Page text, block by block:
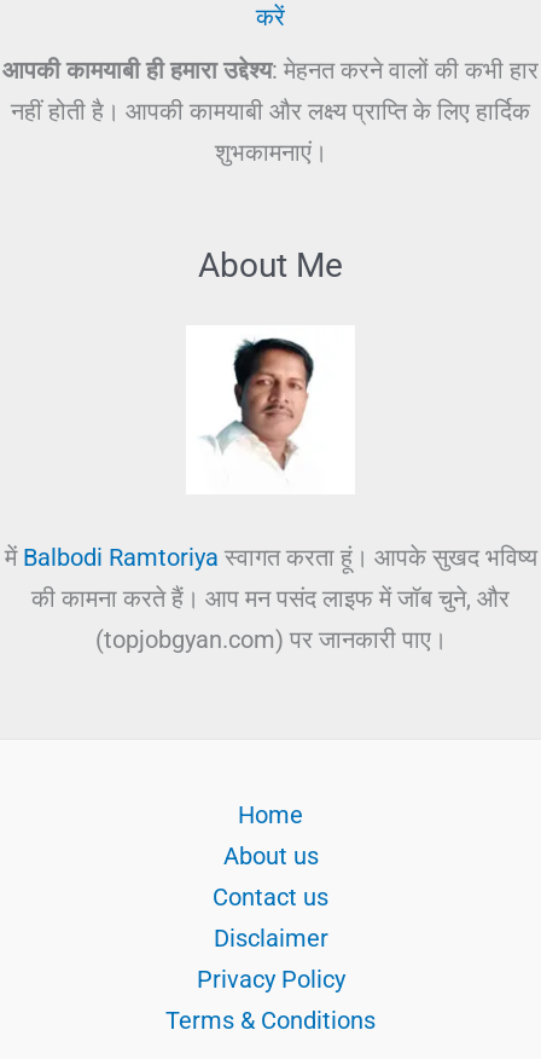
करें
आपकी कामयाबी ही हमारा उद्देश्य: मेहनत करने वालों की कभी हार
नहीं होती है। आपकी कामयाबी और लक्ष्य प्राप्ति के लिए हार्दिक
शुभकामनाएं।
About Me
में Balbodi Ramtoriya स्वागत करता हूं। आपके सुखद भविष्य
की कामना करते हैं। आप मन पसंद लाइफ में जॉब चुने, और
(topjobgyan.com) पर जानकारी पाए।
Home
About us
Contact us
Disclaimer
Privacy Policy
Terms & Conditions